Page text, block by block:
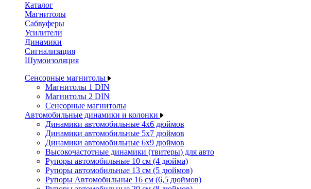
Каталог
Магнитолы
Сабвуферы
Усилители
Динамики
Сигнализация
Шумоизоляция
Сенсорные магнитолы
Магнитолы 1 DIN
Магнитолы 2 DIN
Сенсорные магнитолы
Автомобильные динамики и колонки
Динамики автомобильные 4x6 дюймов
Динамики автомобильные 5x7 дюймов
Динамики автомобильные 6x9 дюймов
Высокочастотные динамики (твитеры) для авто
Рупоры автомобильные 10 см (4 дюйма)
Рупоры автомобильные 13 см (5 дюймов)
Рупоры Автомобильные 16 см (6,5 дюймов)